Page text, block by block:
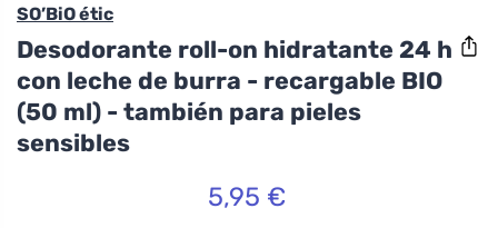
SO’BiO étic
Desodorante roll-on hidratante 24 h
con leche de burra - recargable BIO
(50 ml) - también para pieles
sensibles
5,95 €